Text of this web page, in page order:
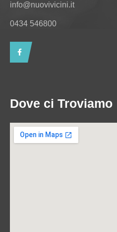
info@nuovivicini.it
0434 546800
Dove ci Troviamo